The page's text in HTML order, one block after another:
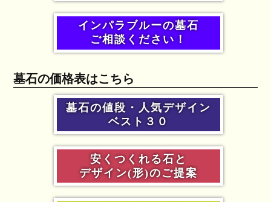
インパラブルーの墓石
ご相談ください！
墓石の価格表はこちら
墓石の値段・人気デザイン
ベスト３０
安くつくれる石と
デザイン(形)のご提案